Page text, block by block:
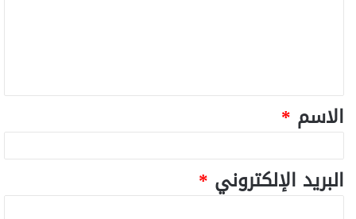
الاسم *
البريد الإلكتروني *